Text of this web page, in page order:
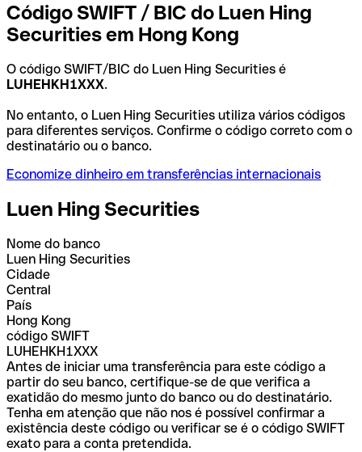
Código SWIFT / BIC do Luen Hing
Securities em Hong Kong
O código SWIFT/BIC do Luen Hing Securities é
LUHEHKH1XXX.
No entanto, o Luen Hing Securities utiliza vários códigos
para diferentes serviços. Confirme o código correto com o
destinatário ou o banco.
Economize dinheiro em transferências internacionais
Luen Hing Securities
Nome do banco
Luen Hing Securities
Cidade
Central
País
Hong Kong
código SWIFT
LUHEHKH1XXX
Antes de iniciar uma transferência para este código a
partir do seu banco, certifique-se de que verifica a
exatidão do mesmo junto do banco ou do destinatário.
Tenha em atenção que não nos é possível confirmar a
existência deste código ou verificar se é o código SWIFT
exato para a conta pretendida.